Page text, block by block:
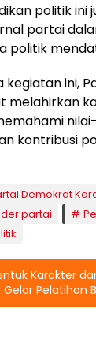
politik ini
partai
politik
kegiatan ini,
melahirkan
kontribusi
Demokrat
partai
Karakter
Pelatihan